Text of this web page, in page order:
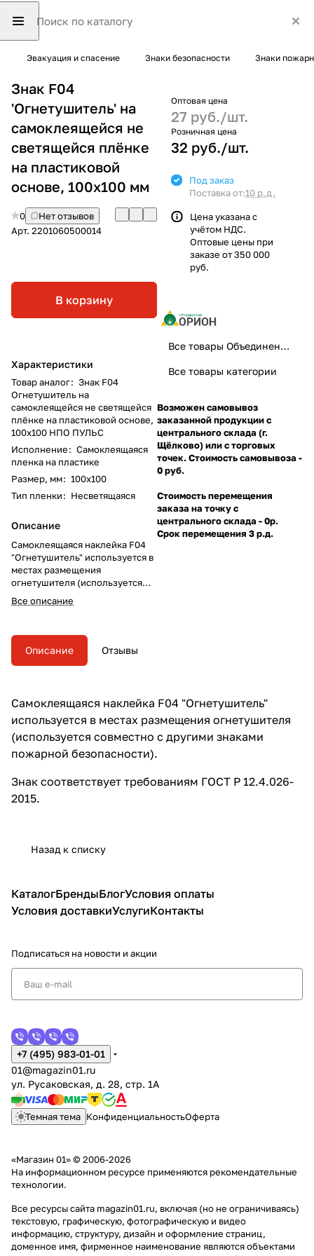
Эвакуация и спасение Знаки безопасности Знаки
Знак F04
'Огнетушитель' на
самоклеящейся не
светящейся плёнке
на пластиковой
основе, 100х100 мм
0
Нет отзывов
Арт. 2201060500014
В корзину
Характеристики
Товар аналог: Знак F04
Огнетушитель на
самоклеящейся не светящейся
плёнке на пластиковой основе,
100х100 НПО ПУЛЬС
Исполнение: Самоклеящаяся
пленка на пластике
Размер, мм: 100х100
Тип пленки: Несветящаяся
Описание
Самоклеящаяся наклейка F04
"Огнетушитель" используется в
местах размещения
огнетушителя (используется
совместно с другими знаками
пожарной безопасности).
Все описание
Оптовая цена
27 руб./шт.
Розничная цена
32 руб./шт.
Под заказ
Поставка от:10 р.д.
Цена указана с
учётом НДС.
Оптовые цены при
заказе от 350 000
руб.
Все товары Объединение Орион
Все товары категории
Возможен самовывоз
заказанной продукции с
центрального склада (г.
Щёлково) или с торговых
точек. Стоимость самовывоза -
0 руб.
Стоимость перемещения
заказа на точку с
центрального склада - 0р.
Срок перемещения 3 р.д.
Описание Отзывы
Самоклеящаяся наклейка F04 "Огнетушитель"
используется в местах размещения огнетушителя
(используется совместно с другими знаками
пожарной безопасности).
Знак соответствует требованиям ГОСТ Р 12.4.026-
2015.
Назад к списку
КаталогБрендыБлогУсловия оплаты
Условия доставкиУслугиКонтакты
Подписаться на новости и акции
+7 (495) 983-01-01
01@magazin01.ru
ул. Русаковская, д. 28, стр. 1А
Темная тема КонфиденциальностьОферта
«Магазин 01» © 2006-2026
На информационном ресурсе применяются рекомендательные
технологии.
Все ресурсы сайта magazin01.ru, включая (но не ограничиваясь)
текстовую, графическую, фотографическую и видео
информацию, структуру, дизайн и оформление страниц,
доменное имя, фирменное наименование являются объектами